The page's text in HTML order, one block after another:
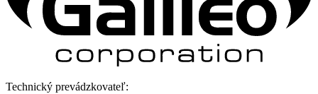
Technický prevádzkovateľ: